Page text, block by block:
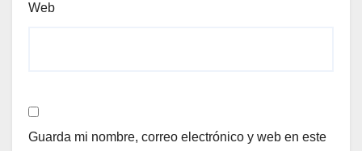
Web
Guarda mi nombre, correo electrónico y web en este